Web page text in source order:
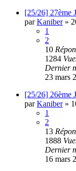
[25/26] 27ème
parKaniber»
1
2
10
1284
Dernier
23 mars
[25/26] 26ème
parKaniber»
1
2
13
1888
Dernier
16 mars